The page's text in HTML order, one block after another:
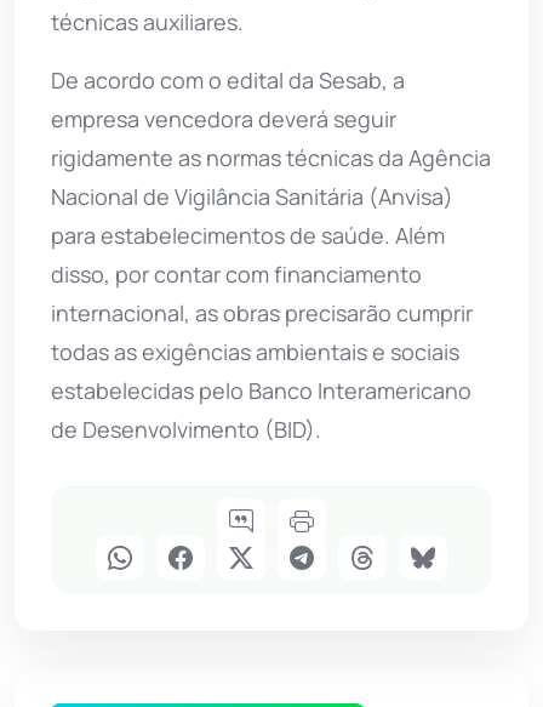
técnicas auxiliares.
De acordo com o edital da Sesab, a
empresa vencedora deverá seguir
rigidamente as normas técnicas da Agência
Nacional de Vigilância Sanitária (Anvisa)
para estabelecimentos de saúde. Além
disso, por contar com financiamento
internacional, as obras precisarão cumprir
todas as exigências ambientais e sociais
estabelecidas pelo Banco Interamericano
de Desenvolvimento (BID).